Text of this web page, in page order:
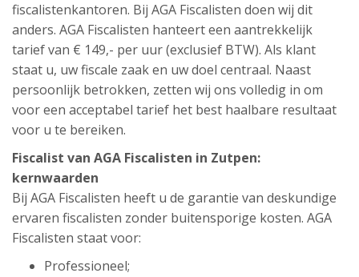
fiscalistenkantoren. Bij AGA Fiscalisten doen wij dit
anders. AGA Fiscalisten hanteert een aantrekkelijk
tarief van € 149,- per uur (exclusief BTW). Als klant
staat u, uw fiscale zaak en uw doel centraal. Naast
persoonlijk betrokken, zetten wij ons volledig in om
voor een acceptabel tarief het best haalbare resultaat
voor u te bereiken.
Fiscalist van AGA Fiscalisten in Zutpen:
kernwaarden
Bij AGA Fiscalisten heeft u de garantie van deskundige
ervaren fiscalisten zonder buitensporige kosten. AGA
Fiscalisten staat voor:
Professioneel;